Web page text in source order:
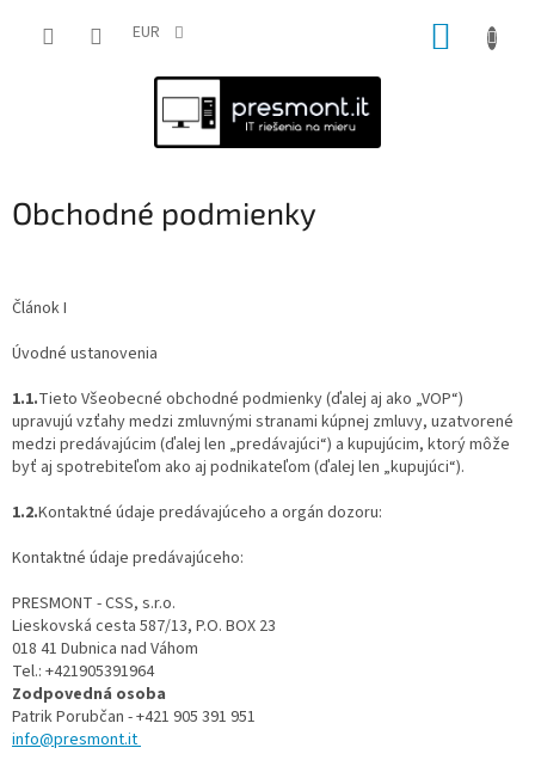
EUR
Obchodné podmienky
Článok I
Úvodné ustanovenia
1.1.Tieto Všeobecné obchodné podmienky (ďalej aj ako „VOP“)
upravujú vzťahy medzi zmluvnými stranami kúpnej zmluvy, uzatvorené
medzi predávajúcim (ďalej len „predávajúci“) a kupujúcim, ktorý môže
byť aj spotrebiteľom ako aj podnikateľom (ďalej len „kupujúci“).
1.2.Kontaktné údaje predávajúceho a orgán dozoru:
Kontaktné údaje predávajúceho:
PRESMONT - CSS, s.r.o.
Lieskovská cesta 587/13, P.O. BOX 23
018 41 Dubnica nad Váhom
Tel.: +421905391964
Zodpovedná osoba
Patrik Porubčan - +421 905 391 951
info@presmont.it